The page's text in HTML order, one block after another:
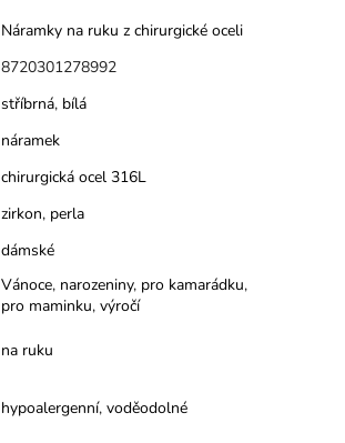
Náramky na ruku z chirurgické oceli
8720301278992
stříbrná, bílá
náramek
chirurgická ocel 316L
zirkon, perla
dámské
Vánoce, narozeniny, pro kamarádku,
pro maminku, výročí
na ruku
hypoalergenní, voděodolné